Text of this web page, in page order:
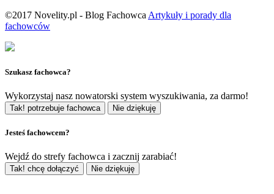
©2017 Novelity.pl - Blog Fachowca Artykuły i porady dla
fachowców
Szukasz fachowca?
Wykorzystaj nasz nowatorski system wyszukiwania, za darmo!
Tak! potrzebuje fachowca Nie dziękuję
Jesteś fachowcem?
Wejdź do strefy fachowca i zacznij zarabiać!
Tak! chcę dołączyć Nie dziękuję